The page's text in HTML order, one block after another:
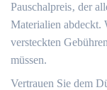
Pauschalpreis‚ der
Materialien abdeckt.​
versteckten
müssen.
Vertrauen Sie dem